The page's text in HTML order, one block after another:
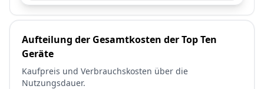
Aufteilung der Gesamtkosten der Top Ten
Geräte
Kaufpreis und Verbrauchskosten über die
Nutzungsdauer.